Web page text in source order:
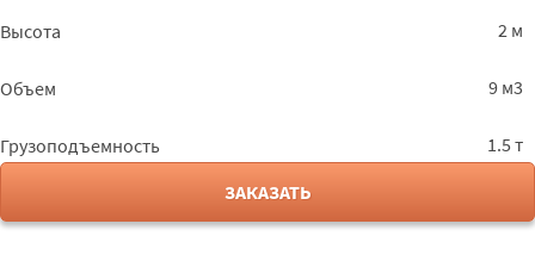
Высота 2 м
Объем 9 м3
Грузоподъемность
1.5 т
ЗАКАЗАТЬ